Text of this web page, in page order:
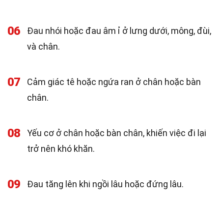
06
Đau nhói hoặc đau âm ỉ ở lưng dưới, mông, đùi,
và chân.
07
Cảm giác tê hoặc ngứa ran ở chân hoặc bàn
chân.
08
Yếu cơ ở chân hoặc bàn chân, khiến việc đi lại
trở nên khó khăn.
09 Đau tăng lên khi ngồi lâu hoặc đứng lâu.